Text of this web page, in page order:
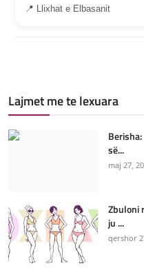
📍 Llixhat e Elbasanit
Lajmet me te lexuara
së...
maj 27,
Zbuloni
ju ...
qershor